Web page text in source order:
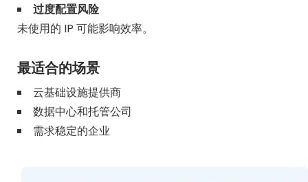
过度配置风险
未使用的 IP 可能影响效率。
最适合的场景
云基础设施提供商
数据中心和托管公司
需求稳定的企业